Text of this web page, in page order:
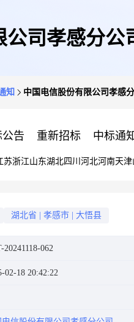
公司孝感分
知 中国电信股份有限公司孝感
告 重新招标 中标通
苏浙江山东湖北四川 河北河南天津
湖北省 孝感市 大悟县
20241118-062
02-18 20:42:22